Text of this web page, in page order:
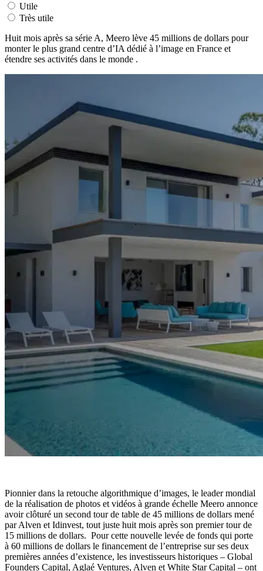
Utile
Très utile
Huit mois après sa série A, Meero lève 45 millions de dollars pour
monter le plus grand centre d’IA dédié à l’image en France et
étendre ses activités dans le monde .
Pionnier dans la retouche algorithmique d’images, le leader mondial
de la réalisation de photos et vidéos à grande échelle Meero annonce
avoir clôturé un second tour de table de 45 millions de dollars mené
par Alven et Idinvest, tout juste huit mois après son premier tour de
15 millions de dollars. Pour cette nouvelle levée de fonds qui porte
à 60 millions de dollars le financement de l’entreprise sur ses deux
premières années d’existence, les investisseurs historiques – Global
Founders Capital, Aglaé Ventures, Alven et White Star Capital – ont